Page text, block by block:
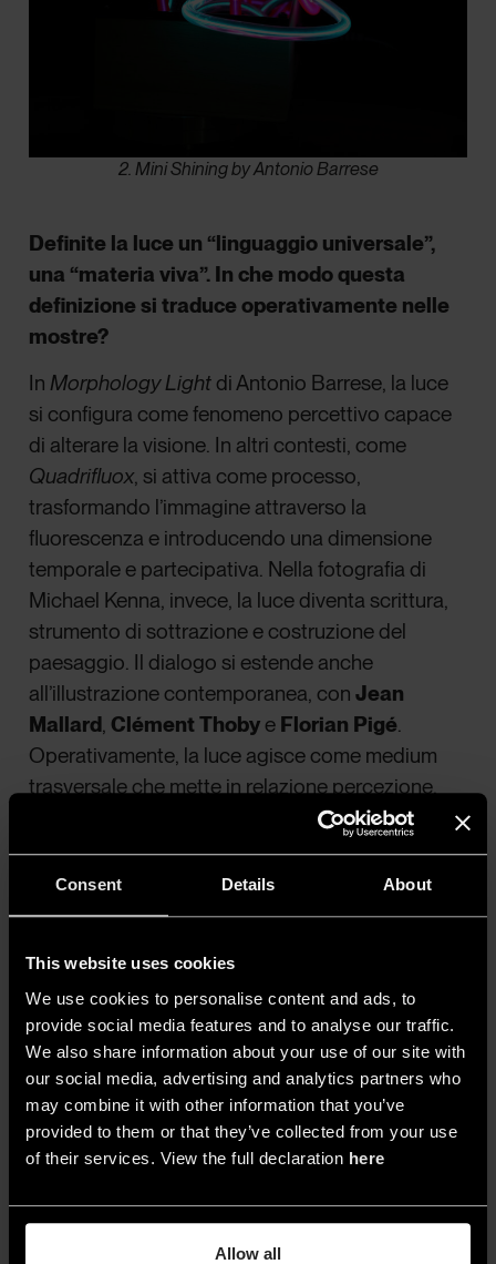
Consent Details About
This website uses cookies
We use cookies to personalise content and ads, to
provide social media features and to analyse our traffic.
We also share information about your use of our site with
our social media, advertising and analytics partners who
may combine it with other information that you’ve
provided to them or that they’ve collected from your use
of their services. View the full declaration here
Allow all
2. Mini Shining by Antonio Barrese
Definite la luce un “linguaggio universale”,
una “materia viva”. In che modo questa
definizione si traduce operativamente nelle
mostre?
InMorphology Light di Antonio Barrese, la luce
si configura come fenomeno percettivo capace
di alterare la visione. In altri contesti, come
Quadrifluox, si attiva come processo,
trasformando l’immagine attraverso la
fluorescenza e introducendo una dimensione
temporale e partecipativa. Nella fotografia di
Michael Kenna, invece, la luce diventa scrittura,
strumento di sottrazione e costruzione del
paesaggio. Il dialogo si estende anche
all’illustrazione contemporanea, con Jean
Mallard, Clément Thoby e Florian Pigé.
Operativamente, la luce agisce come medium
trasversale che mette in relazione percezione,
materia e immaginazione, attivando nello
spettatore un’esperienza visiva, cognitiva e
sensoriale.